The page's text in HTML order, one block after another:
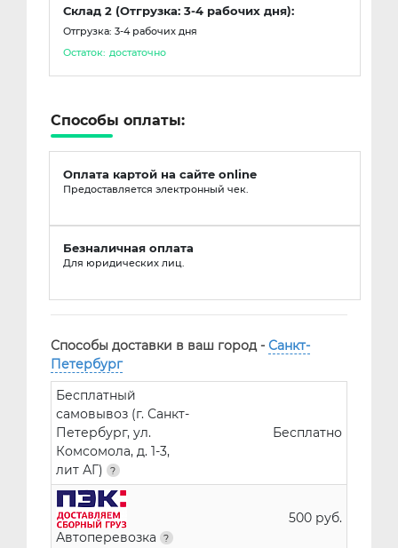
Склад 2 (Отгрузка: 3-4 рабочих дня):
Отгрузка: 3-4 рабочих дня
Остаток: достаточно
Способы оплаты:
Оплата картой на сайте online
Предоставляется электронный чек.
Безналичная оплата
Для юридических лиц.
Способы доставки в ваш город - Санкт-
Петербург
Бесплатный
самовывоз (г. Санкт-
Петербург, ул.
Комсомола, д. 1-3,
лит АГ)
Бесплатно
Автоперевозка
500 руб.